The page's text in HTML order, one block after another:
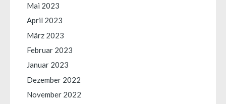
Mai 2023
April 2023
März 2023
Februar 2023
Januar 2023
Dezember 2022
November 2022